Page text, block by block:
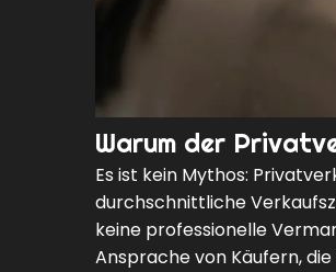
Warum der
Es ist kein Mythos:
durchschnittliche
keine professionelle
Ansprache von Käufern,